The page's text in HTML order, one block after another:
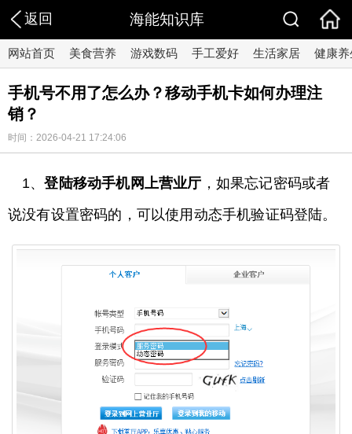
返回 海能知识库
网站首页 美食营养 游戏数码 手工爱好 生活家居 健康养
手机号不用了怎么办？移动手机卡如何办理注
销？
时间：2026-04-21 17:24:06
1、登陆移动手机网上营业厅 ，如果忘记密码或者
说没有设置密码的，可以使用动态手机验证码登陆。